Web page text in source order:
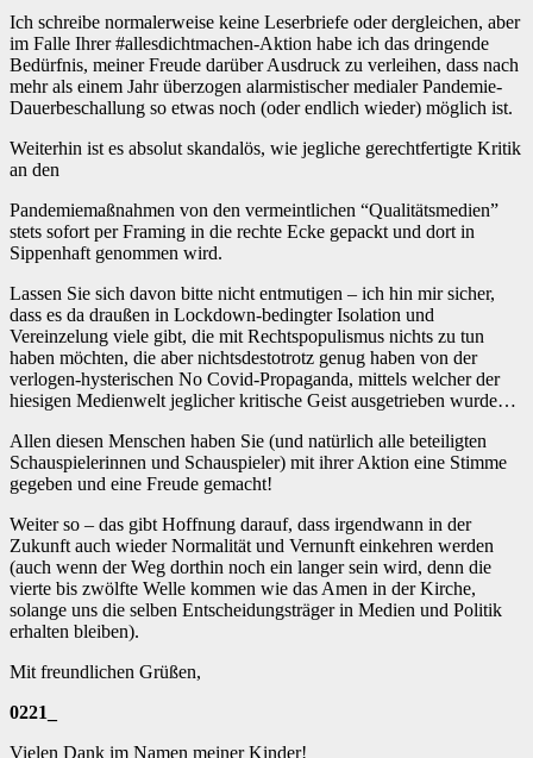
Ich schreibe normalerweise keine Leserbriefe oder dergleichen, aber
im Falle Ihrer #allesdichtmachen-Aktion habe ich das dringende
Bedürfnis, meiner Freude darüber Ausdruck zu verleihen, dass nach
mehr als einem Jahr überzogen alarmistischer medialer Pandemie-
Dauerbeschallung so etwas noch (oder endlich wieder) möglich ist.
Weiterhin ist es absolut skandalös, wie jegliche gerechtfertigte Kritik
an den
Pandemiemaßnahmen von den vermeintlichen “Qualitätsmedien”
stets sofort per Framing in die rechte Ecke gepackt und dort in
Sippenhaft genommen wird.
Lassen Sie sich davon bitte nicht entmutigen – ich hin mir sicher,
dass es da draußen in Lockdown-bedingter Isolation und
Vereinzelung viele gibt, die mit Rechtspopulismus nichts zu tun
haben möchten, die aber nichtsdestotrotz genug haben von der
verlogen-hysterischen No Covid-Propaganda, mittels welcher der
hiesigen Medienwelt jeglicher kritische Geist ausgetrieben wurde…
Allen diesen Menschen haben Sie (und natürlich alle beteiligten
Schauspielerinnen und Schauspieler) mit ihrer Aktion eine Stimme
gegeben und eine Freude gemacht!
Weiter so – das gibt Hoffnung darauf, dass irgendwann in der
Zukunft auch wieder Normalität und Vernunft einkehren werden
(auch wenn der Weg dorthin noch ein langer sein wird, denn die
vierte bis zwölfte Welle kommen wie das Amen in der Kirche,
solange uns die selben Entscheidungsträger in Medien und Politik
erhalten bleiben).
Mit freundlichen Grüßen,
0221_
Vielen Dank im Namen meiner Kinder!